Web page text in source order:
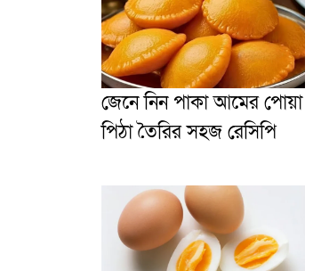
জেনে নিন পাকা আমের পোয়া
পিঠা তৈরির সহজ রেসিপি